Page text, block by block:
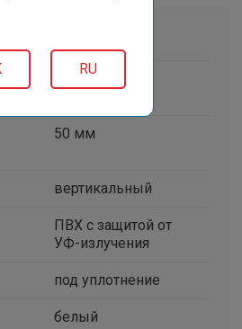
RU
173 мм
50 мм
вертикальный
ПВХ с защитой от
УФ-излучения
под уплотнение
белый